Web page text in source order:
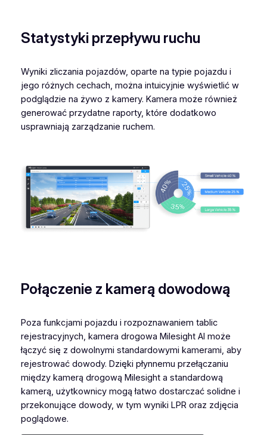
Statystyki przepływu ruchu
Wyniki zliczania pojazdów, oparte na typie pojazdu i
jego różnych cechach, można intuicyjnie wyświetlić w
podglądzie na żywo z kamery. Kamera może również
generować przydatne raporty, które dodatkowo
usprawniają zarządzanie ruchem.
Połączenie z kamerą dowodową
Poza funkcjami pojazdu i rozpoznawaniem tablic
rejestracyjnych, kamera drogowa Milesight AI może
łączyć się z dowolnymi standardowymi kamerami, aby
rejestrować dowody. Dzięki płynnemu przełączaniu
między kamerą drogową Milesight a standardową
kamerą, użytkownicy mogą łatwo dostarczać solidne i
przekonujące dowody, w tym wyniki LPR oraz zdjęcia
poglądowe.